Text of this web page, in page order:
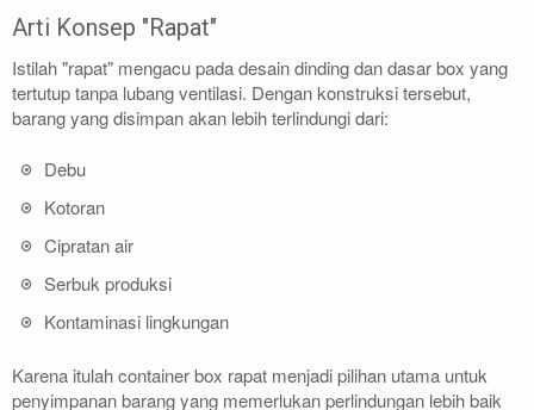
Arti Konsep "Rapat"
Istilah "rapat" mengacu pada desain dinding dan dasar box yang
tertutup tanpa lubang ventilasi. Dengan konstruksi tersebut,
barang yang disimpan akan lebih terlindungi dari:
Debu
Kotoran
Cipratan air
Serbuk produksi
Kontaminasi lingkungan
Karena itulah container box rapat menjadi pilihan utama untuk
penyimpanan barang yang memerlukan perlindungan lebih baik